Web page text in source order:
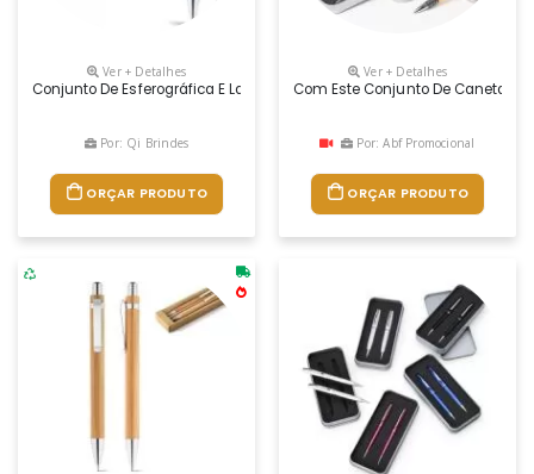
Ver + Detalhes
Conjunto De Esferográfica E Lapiseira. Bambu. Esferográfica: 1,5km De
Por: Qi Brindes
ORÇAR PRODUTO
Ver + Detalhes
Com Este Conjunto De Caneta E
Por: Abf Promocional
ORÇAR PRODUTO